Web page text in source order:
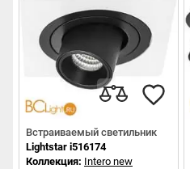
Встраиваемый светильник
Lightstar i516174
Коллекция: Intero new